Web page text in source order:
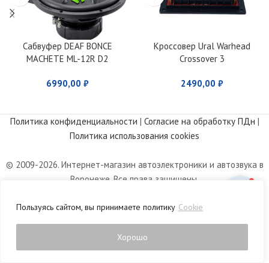
Пользуясь сайтом, вы принимаете политику Cookie
Хорошо
Сабвуфер DEAF BONCE
MACHETE ML-12R D2
6990,00 ₽
Кроссовер Ural Warhead
Crossover 3
2490,00 ₽
Политика конфиденциальности | Согласие на обработку ПДн |
Политика использования cookies
© 2009-2026. Интернет-магазин автоэлектроники и автозвука в
Воронеже. Все права защищены.
характер и не является публичной офертой, определяемой
положениями статьи 437 Гражданского кодекса РФ.